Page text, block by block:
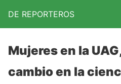
DE REPORTEROS
Mujeres en la
cambio en la